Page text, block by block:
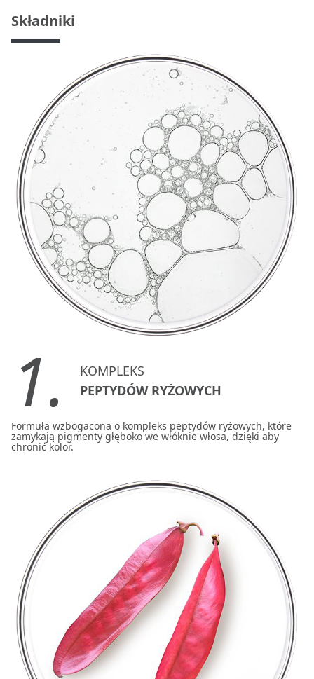
Składniki
1.
KOMPLEKS
PEPTYDÓW RYŻOWYCH
Formuła wzbogacona o kompleks peptydów ryżowych, które
zamykają pigmenty głęboko we włóknie włosa, dzięki aby
chronić kolor.